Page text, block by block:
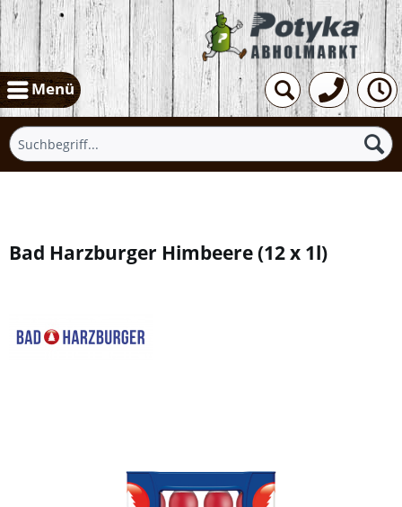
Menü
Bad Harzburger Himbeere(12 x 1l)